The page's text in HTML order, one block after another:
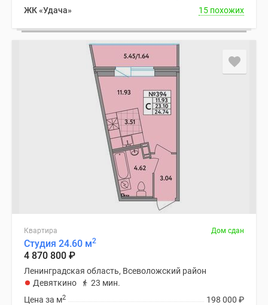
ЖК «Удача»
15 похожих
Квартира Дом сдан
Студия 24.60 м2
4 870 800 ₽
Ленинградская область, Всеволожский район
Девяткино
23 мин.
198 000 ₽
Цена за м2